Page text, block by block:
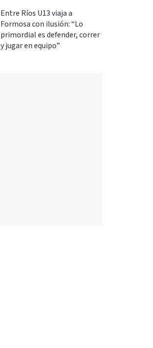
Entre Ríos U13 viaja a
Formosa con ilusión: “Lo
primordial es defender, correr
y jugar en equipo”